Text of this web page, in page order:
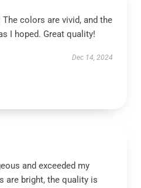
colors are vivid, and the
I hoped. Great quality!
Dec 14, 2024
and exceeded my
are bright, the quality is